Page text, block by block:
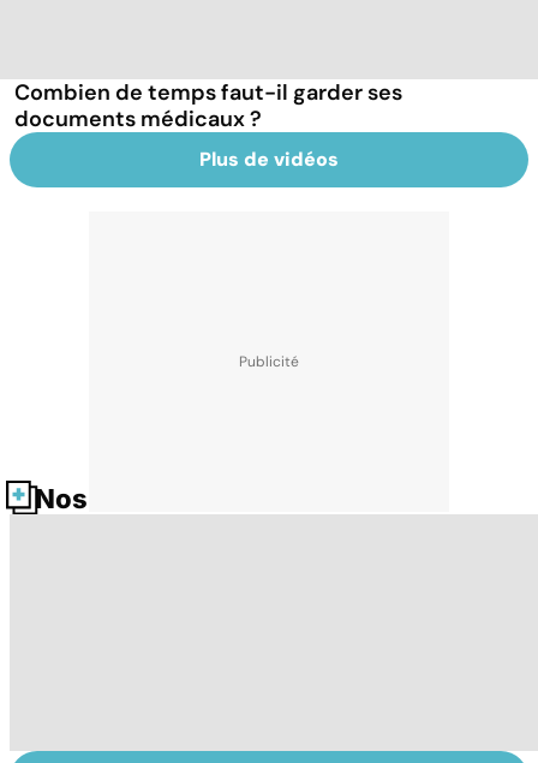
Combien de temps faut-il garder ses
documents médicaux ?
Plus de vidéos
Nos fiches santé